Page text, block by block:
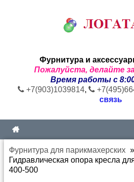
Фурнитура и
Пожалуйста, делайте
Время работы с
+7(903)1039814,
связь
Фурнитура для парикмахерских »
Гидравлическая опора кресла
400-500